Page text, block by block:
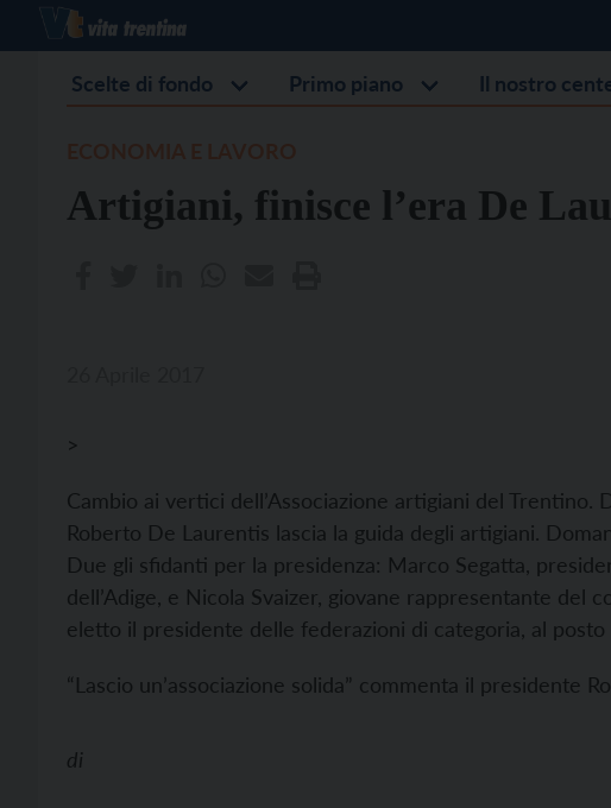
Scelte di fondo Primo piano Il nostro
Artigiani, finisce l’era De
>
Cambio ai vertici dell’Associazione artigiani del Trentino.
Roberto De Laurentis lascia la guida degli artigiani.
Due gli sfidanti per la presidenza: Marco Segatta,
dell’Adige, e Nicola Svaizer, giovane rappresentante del
eletto il presidente delle federazioni di categoria, al
“Lascio un’associazione solida” commenta il presidente
di